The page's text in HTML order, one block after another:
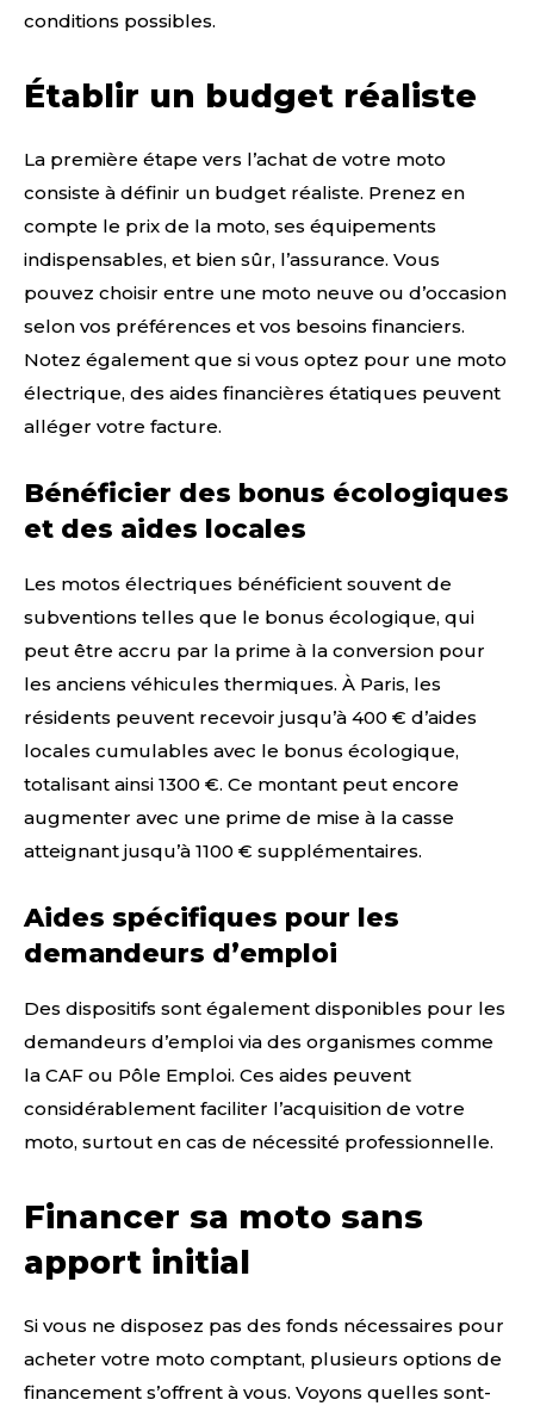
conditions possibles.
Établir un budget réaliste
La première étape vers l’achat de votre moto
consiste à définir un budget réaliste. Prenez en
compte le prix de la moto, ses équipements
indispensables, et bien sûr, l’assurance. Vous
pouvez choisir entre une moto neuve ou d’occasion
selon vos préférences et vos besoins financiers.
Notez également que si vous optez pour une moto
électrique, des aides financières étatiques peuvent
alléger votre facture.
Bénéficier des bonus écologiques
et des aides locales
Les motos électriques bénéficient souvent de
subventions telles que le bonus écologique, qui
peut être accru par la prime à la conversion pour
les anciens véhicules thermiques. À Paris, les
résidents peuvent recevoir jusqu’à 400 € d’aides
locales cumulables avec le bonus écologique,
totalisant ainsi 1300 €. Ce montant peut encore
augmenter avec une prime de mise à la casse
atteignant jusqu’à 1100 € supplémentaires.
Aides spécifiques pour les
demandeurs d’emploi
Des dispositifs sont également disponibles pour les
demandeurs d’emploi via des organismes comme
la CAF ou Pôle Emploi. Ces aides peuvent
considérablement faciliter l’acquisition de votre
moto, surtout en cas de nécessité professionnelle.
Financer sa moto sans
apport initial
Si vous ne disposez pas des fonds nécessaires pour
acheter votre moto comptant, plusieurs options de
financement s’offrent à vous. Voyons quelles sont-